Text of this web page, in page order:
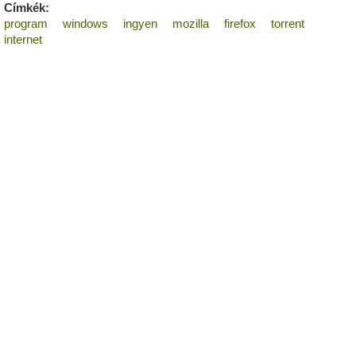
Címkék:
program
windows ingyen mozilla firefox
torrent
internet